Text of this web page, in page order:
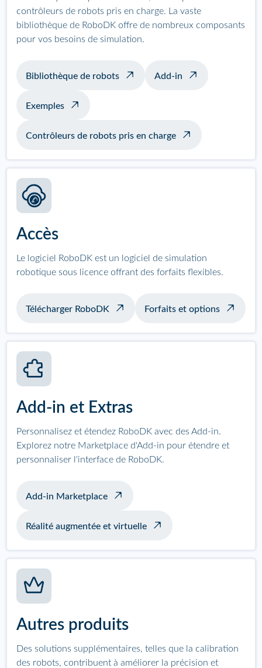
contrôleurs de robots pris en charge. La vaste
bibliothèque de RoboDK offre de nombreux composants
pour vos besoins de simulation.
Bibliothèque de robots Add-in
Exemples
Contrôleurs de robots pris en charge
Accès
Le logiciel RoboDK est un logiciel de simulation
robotique sous licence offrant des forfaits flexibles.
Télécharger RoboDK Forfaits et options
Add-in et Extras
Personnalisez et étendez RoboDK avec des Add-in.
Explorez notre Marketplace d'Add-in pour étendre et
personnaliser l'interface de RoboDK.
Add-in Marketplace
Réalité augmentée et virtuelle
Autres produits
Des solutions supplémentaires, telles que la calibration
des robots, contribuent à améliorer la précision et